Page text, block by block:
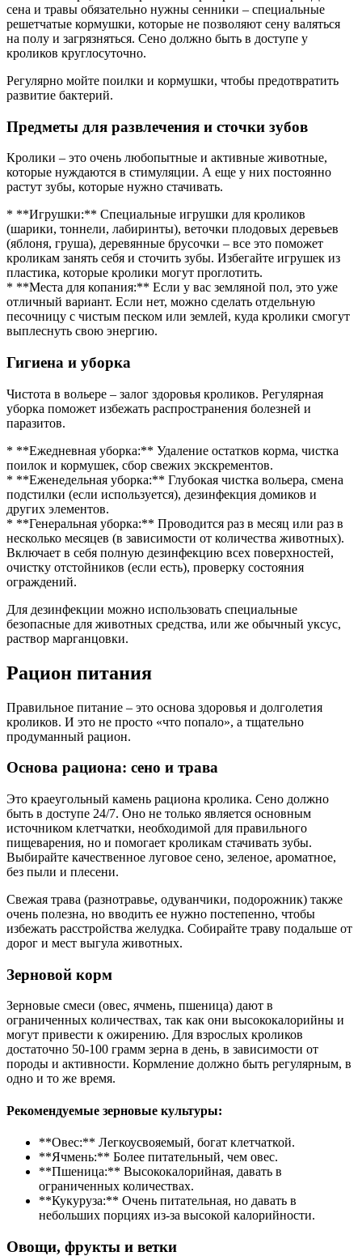
сена и травы обязательно нужны сенники – специальные
решетчатые кормушки, которые не позволяют сену валяться
на полу и загрязняться. Сено должно быть в доступе у
кроликов круглосуточно.
Регулярно мойте поилки и кормушки, чтобы предотвратить
развитие бактерий.
Предметы для развлечения и сточки зубов
Кролики – это очень любопытные и активные животные,
которые нуждаются в стимуляции. А еще у них постоянно
растут зубы, которые нужно стачивать.
* **Игрушки:** Специальные игрушки для кроликов
(шарики, тоннели, лабиринты), веточки плодовых деревьев
(яблоня, груша), деревянные брусочки – все это поможет
кроликам занять себя и сточить зубы. Избегайте игрушек из
пластика, которые кролики могут проглотить.
* **Места для копания:** Если у вас земляной пол, это уже
отличный вариант. Если нет, можно сделать отдельную
песочницу с чистым песком или землей, куда кролики смогут
выплеснуть свою энергию.
Гигиена и уборка
Чистота в вольере – залог здоровья кроликов. Регулярная
уборка поможет избежать распространения болезней и
паразитов.
* **Ежедневная уборка:** Удаление остатков корма, чистка
поилок и кормушек, сбор свежих экскрементов.
* **Еженедельная уборка:** Глубокая чистка вольера, смена
подстилки (если используется), дезинфекция домиков и
других элементов.
* **Генеральная уборка:** Проводится раз в месяц или раз в
несколько месяцев (в зависимости от количества животных).
Включает в себя полную дезинфекцию всех поверхностей,
очистку отстойников (если есть), проверку состояния
ограждений.
Для дезинфекции можно использовать специальные
безопасные для животных средства, или же обычный уксус,
раствор марганцовки.
Рацион питания
Правильное питание – это основа здоровья и долголетия
кроликов. И это не просто «что попало», а тщательно
продуманный рацион.
Основа рациона: сено и трава
Это краеугольный камень рациона кролика. Сено должно
быть в доступе 24/7. Оно не только является основным
источником клетчатки, необходимой для правильного
пищеварения, но и помогает кроликам стачивать зубы.
Выбирайте качественное луговое сено, зеленое, ароматное,
без пыли и плесени.
Свежая трава (разнотравье, одуванчики, подорожник) также
очень полезна, но вводить ее нужно постепенно, чтобы
избежать расстройства желудка. Собирайте траву подальше от
дорог и мест выгула животных.
Зерновой корм
Зерновые смеси (овес, ячмень, пшеница) дают в
ограниченных количествах, так как они высококалорийны и
могут привести к ожирению. Для взрослых кроликов
достаточно 50-100 грамм зерна в день, в зависимости от
породы и активности. Кормление должно быть регулярным, в
одно и то же время.
Рекомендуемые зерновые культуры:
**Овес:** Легкоусвояемый, богат клетчаткой.
**Ячмень:** Более питательный, чем овес.
**Пшеница:** Высококалорийная, давать в
ограниченных количествах.
**Кукуруза:** Очень питательная, но давать в
небольших порциях из-за высокой калорийности.
Овощи, фрукты и ветки